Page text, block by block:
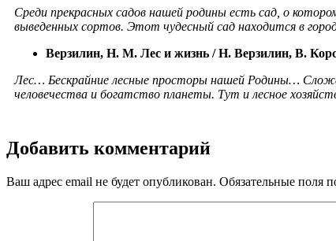
Среди прекрасных садов нашей родины есть сад, о ко
выведенных сортов. Этот чудесный сад находится в
Верзилин, Н. М. Лес и жизнь / Н. Верзилин, В.
Лес… Бескрайние лесные просторы нашей Родины… Сложен
человечества и богатство планеты. Тут и лесное
Добавить комментарий
Ваш адрес email не будет опубликован. Обязательные поля